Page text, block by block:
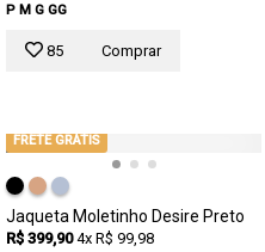
P M G GG
85 Comprar
FRETE GRÁTIS
Jaqueta Moletinho Desire Preto
R$ 399,90 4x R$ 99,98